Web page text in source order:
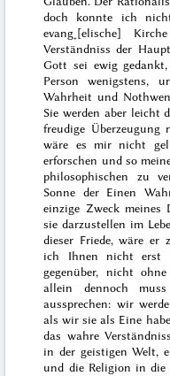
doch konnte ich
evang˖[elische]
Verständniss der
Gott sei ewig
Person wenigstens,
Wahrheit und
Sie werden aber leicht
freudige Überzeugung
wäre es mir nicht
erforschen und so
philosophischen zu
Sonne der Einen
einzige Zweck meines
sie darzustellen im
dieser Friede, wäre er
ich Ihnen nicht erst
gegenüber, nicht
allein dennoch
aussprechen: wir
als wir sie als Eine
das wahre
in der geistigen Welt,
und die Religion in die